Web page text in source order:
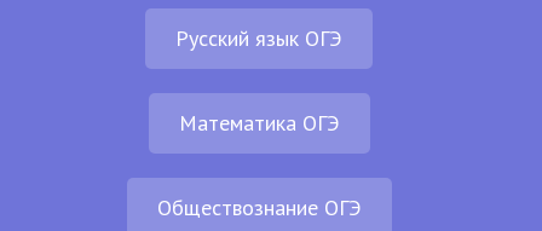
Русский язык ОГЭ
Математика ОГЭ
Обществознание ОГЭ